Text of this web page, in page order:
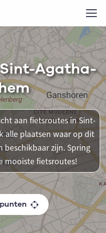
Agatha-
aan fietsroutes in Sint-
alle plaatsen waar op dit
zijn. Spring
mooiste fietsroutes!